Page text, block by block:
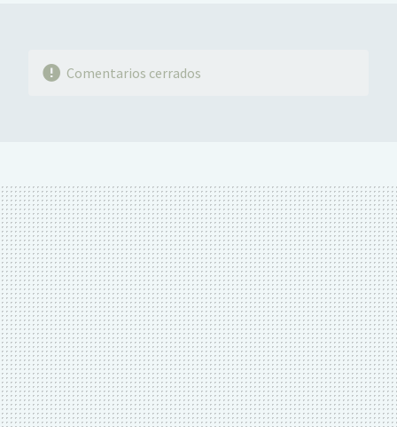
Comentarios cerrados